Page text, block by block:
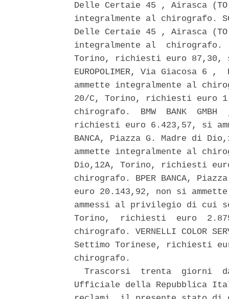
Delle Certaie 45 , Airasca
integralmente al chirografo.
Delle Certaie 45 , Airasca
integralmente al
Torino, richiesti euro 87,30,
EUROPOLIMER, Via
ammette integralmente al
20/C, Torino, richiesti euro
chirografo.  BMW  BANK
richiesti euro 6.423,57, si
BANCA, Piazza G. Madre di
ammette integralmente al
Dio,12A, Torino, richiesti
chirografo. BPER BANCA,
euro 20.143,92, non si
ammessi al privilegio di cui
Torino,  richiesti  euro
chirografo. VERNELLI COLOR
Settimo Torinese, richiesti
chirografo.
Trascorsi  trenta  giorni
Ufficiale della Repubblica